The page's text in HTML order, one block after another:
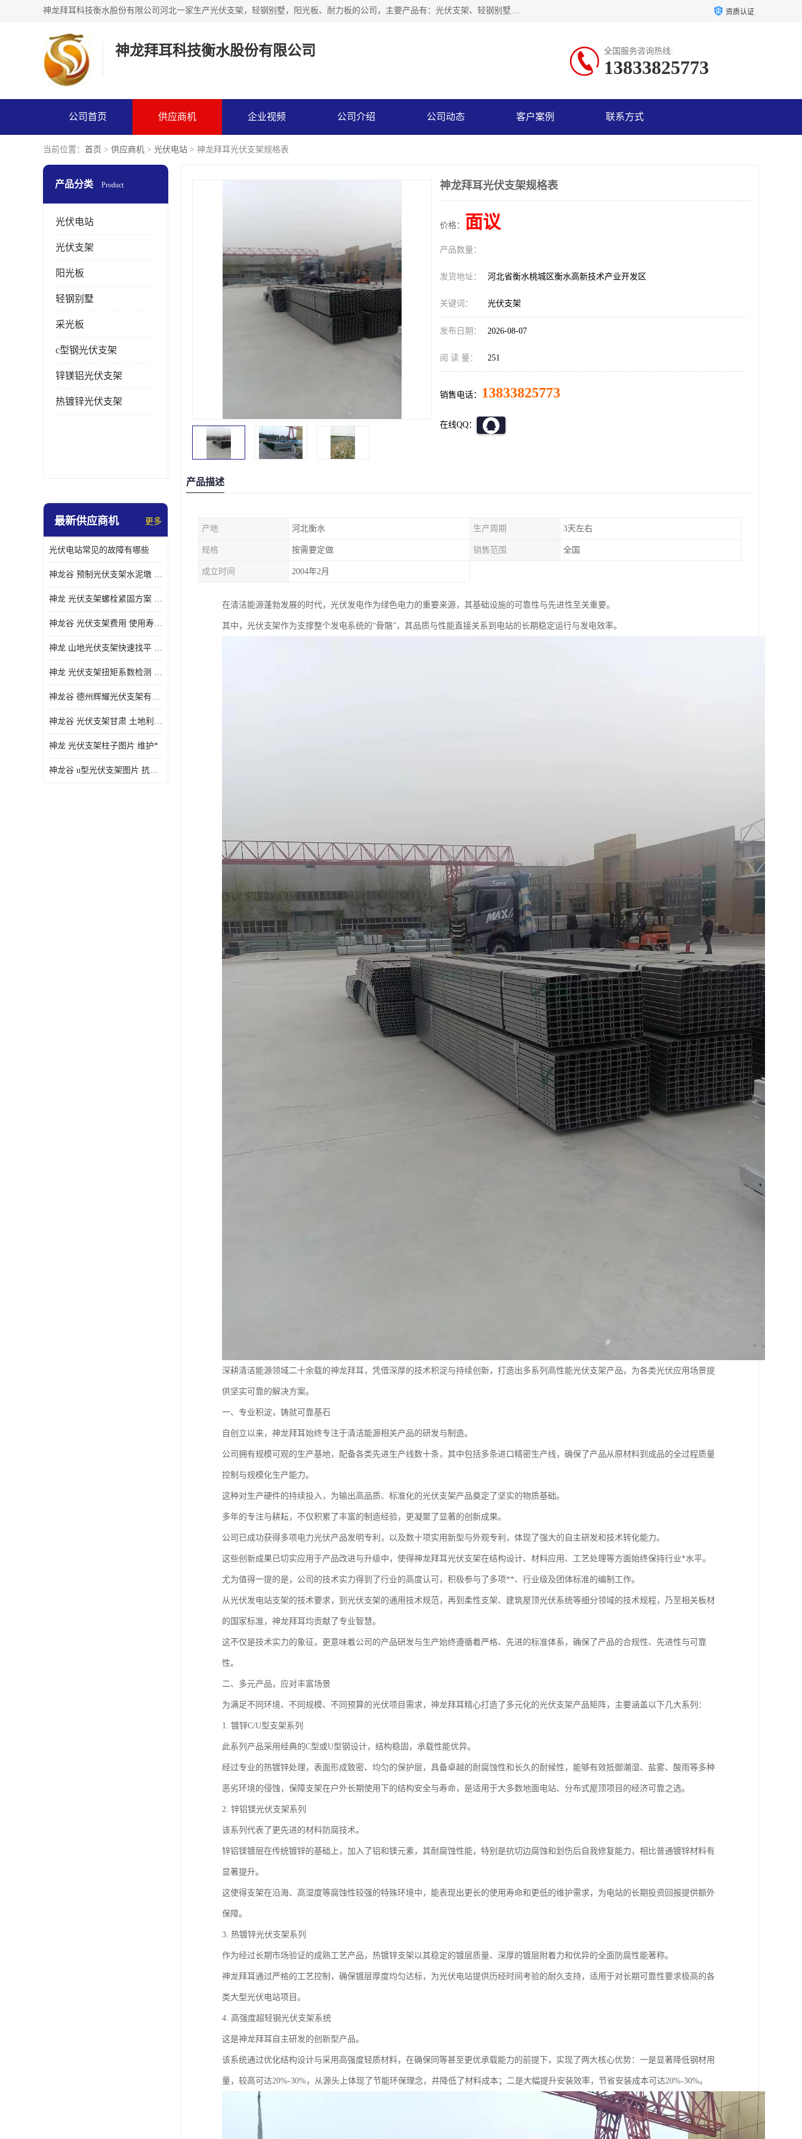
神龙拜耳科技衡水股份有限公司河北一家生产光伏支架，轻钢别墅，阳光板、耐力板的公司，主要产品有：光伏支架、轻钢别墅、阳光板、耐力板、采光板等，公司参与制定了多项标准。 资质认证
神龙拜耳科技衡水股份有限公司 全国服务咨询热线:
13833825773
公司首页 供应商机 企业视频 公司介绍 公司动态 客户案例 联系方式
当前位置： 首页 > 供应商机 > 光伏电站 > 神龙拜耳光伏支架规格表
产品分类 Product
光伏电站
光伏支架
阳光板
轻钢别墅
采光板
c型钢光伏支架
锌镁铝光伏支架
热镀锌光伏支架
最新供应商机 更多
光伏电站常见的故障有哪些
神龙谷 预制光伏支架水泥墩 抗震性能优
神龙 光伏支架螺栓紧固方案 土地利用率高
神龙谷 光伏支架费用 使用寿命长
神龙 山地光伏支架快速找平 抗风耐压
神龙 光伏支架扭矩系数检测 适应性强
神龙谷 德州辉耀光伏支架有限公司 材质多样
神龙谷 光伏支架甘肃 土地利用率高
神龙 光伏支架柱子图片 维护*
神龙谷 u型光伏支架图片 抗紫外线
神龙拜耳光伏支架规格表
价格： 面议
产品数量：
发货地址： 河北省衡水桃城区衡水高新技术产业开发区
关键词： 光伏支架
发布日期： 2026-08-07
阅 读 量： 251
销售电话： 13833825773
在线QQ：
产品描述
产地 河北衡水 生产周期 3天左右
规格 按需要定做 销售范围 全国
成立时间 2004年2月
在清洁能源蓬勃发展的时代，光伏发电作为绿色电力的重要来源，其基础设施的可靠性与先进性至关重要。
其中，光伏支架作为支撑整个发电系统的“骨骼”，其品质与性能直接关系到电站的长期稳定运行与发电效率。
深耕清洁能源领域二十余载的神龙拜耳，凭借深厚的技术积淀与持续创新，打造出多系列高性能光伏支架产品，为各类光伏应用场景提
供坚实可靠的解决方案。
一、专业积淀，铸就可靠基石
自创立以来，神龙拜耳始终专注于清洁能源相关产品的研发与制造。
公司拥有规模可观的生产基地，配备各类先进生产线数十条，其中包括多条进口精密生产线，确保了产品从原材料到成品的全过程质量
控制与规模化生产能力。
这种对生产硬件的持续投入，为输出高品质、标准化的光伏支架产品奠定了坚实的物质基础。
多年的专注与耕耘，不仅积累了丰富的制造经验，更凝聚了显著的创新成果。
公司已成功获得多项电力光伏产品发明专利，以及数十项实用新型与外观专利，体现了强大的自主研发和技术转化能力。
这些创新成果已切实应用于产品改进与升级中，使得神龙拜耳光伏支架在结构设计、材料应用、工艺处理等方面始终保持行业*水平。
尤为值得一提的是，公司的技术实力得到了行业的高度认可，积极参与了多项**、行业级及团体标准的编制工作。
从光伏发电站支架的技术要求，到光伏支架的通用技术规范，再到柔性支架、建筑屋顶光伏系统等细分领域的技术规程，乃至相关板材
的国家标准，神龙拜耳均贡献了专业智慧。
这不仅是技术实力的象征，更意味着公司的产品研发与生产始终遵循着严格、先进的标准体系，确保了产品的合规性、先进性与可靠
性。
二、多元产品，应对丰富场景
为满足不同环境、不同规模、不同预算的光伏项目需求，神龙拜耳精心打造了多元化的光伏支架产品矩阵，主要涵盖以下几大系列：
1. 镀锌C/U型支架系列
此系列产品采用经典的C型或U型钢设计，结构稳固，承载性能优异。
经过专业的热镀锌处理，表面形成致密、均匀的保护层，具备卓越的耐腐蚀性和长久的耐候性，能够有效抵御潮湿、盐雾、酸雨等多种
恶劣环境的侵蚀，保障支架在户外长期使用下的结构安全与寿命，是适用于大多数地面电站、分布式屋顶项目的经济可靠之选。
2. 锌铝镁光伏支架系列
该系列代表了更先进的材料防腐技术。
锌铝镁镀层在传统镀锌的基础上，加入了铝和镁元素，其耐腐蚀性能，特别是抗切边腐蚀和划伤后自我修复能力，相比普通镀锌材料有
显著提升。
这使得支架在沿海、高湿度等腐蚀性较强的特殊环境中，能表现出更长的使用寿命和更低的维护需求，为电站的长期投资回报提供额外
保障。
3. 热镀锌光伏支架系列
作为经过长期市场验证的成熟工艺产品，热镀锌支架以其稳定的镀层质量、深厚的镀层附着力和优异的全面防腐性能著称。
神龙拜耳通过严格的工艺控制，确保镀层厚度均匀达标，为光伏电站提供历经时间考验的耐久支持，适用于对长期可靠性要求极高的各
类大型光伏电站项目。
4. 高强度超轻钢光伏支架系统
这是神龙拜耳自主研发的创新型产品。
该系统通过优化结构设计与采用高强度轻质材料，在确保同等甚至更优承载能力的前提下，实现了两大核心优势：一是显著降低钢材用
量，较高可达20%-30%，从源头上体现了节能环保理念，并降低了材料成本；二是大幅提升安装效率，节省安装成本可达20%-30%。